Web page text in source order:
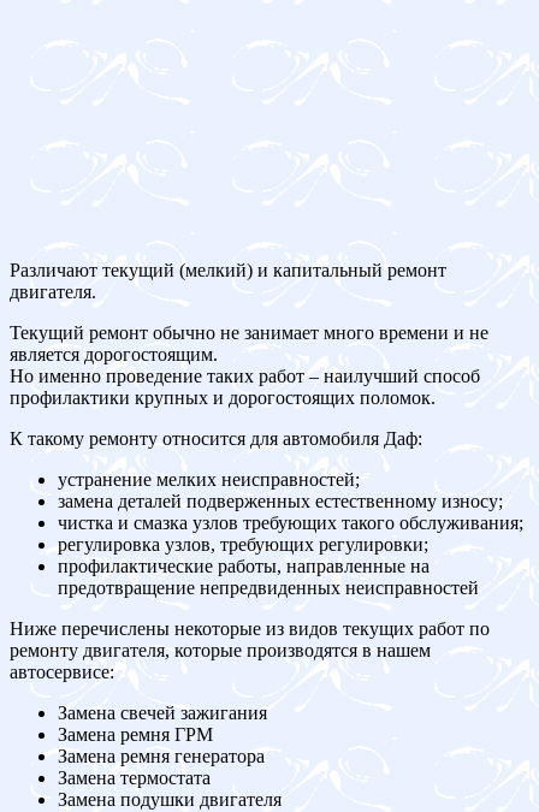
Различают текущий (мелкий) и капитальный ремонт
двигателя.
Текущий ремонт обычно не занимает много времени и не
является дорогостоящим.
Но именно проведение таких работ – наилучший способ
профилактики крупных и дорогостоящих поломок.
К такому ремонту относится для автомобиля Даф:
устранение мелких неисправностей;
замена деталей подверженных естественному износу;
чистка и смазка узлов требующих такого обслуживания;
регулировка узлов, требующих регулировки;
профилактические работы, направленные на
предотвращение непредвиденных неисправностей
Ниже перечислены некоторые из видов текущих работ по
ремонту двигателя, которые производятся в нашем
автосервисе:
Замена свечей зажигания
Замена ремня ГРМ
Замена ремня генератора
Замена термостата
Замена подушки двигателя